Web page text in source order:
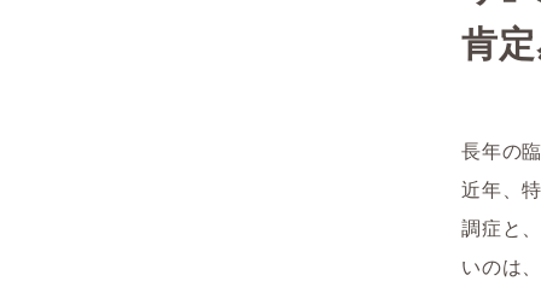
肯
長年の
近年、
調症と
いのは